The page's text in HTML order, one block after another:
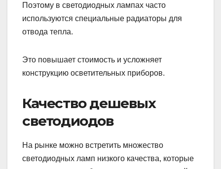
Поэтому в светодиодных лампах часто
используются специальные радиаторы для
отвода тепла.
Это повышает стоимость и усложняет
конструкцию осветительных приборов.
Качество дешевых
светодиодов
На рынке можно встретить множество
светодиодных ламп низкого качества, которые